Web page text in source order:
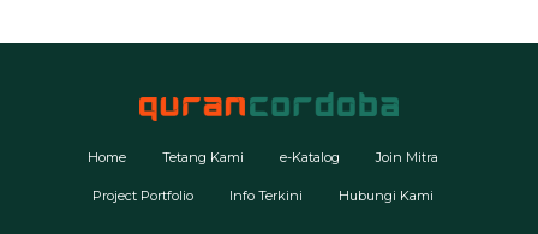
Home Tetang Kami e-Katalog Join Mitra
Project Portfolio Info Terkini Hubungi Kami